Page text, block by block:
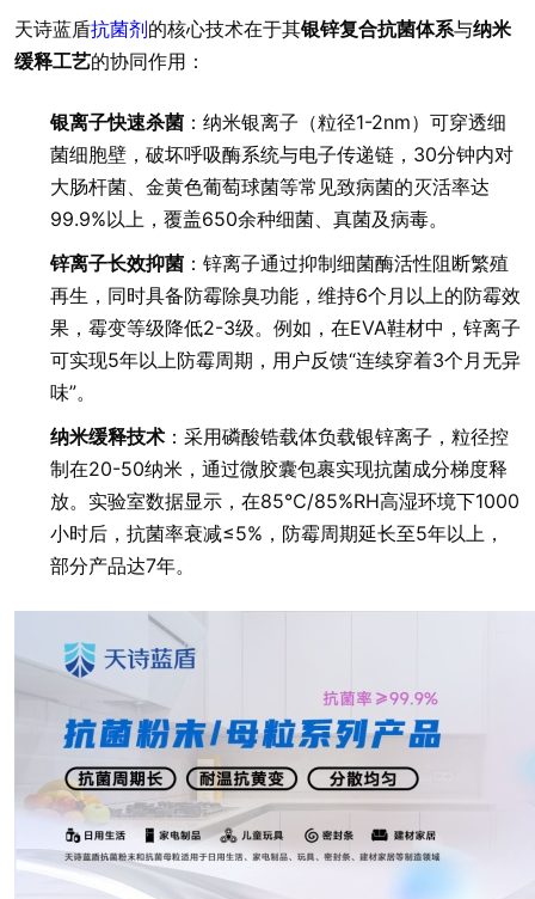
天诗蓝盾抗菌剂的核心技术在于其银锌复合抗菌体系与纳米
缓释工艺的协同作用：
银离子快速杀菌 ：纳米银离子（粒径1-2nm）可穿透细
菌细胞壁，破坏呼吸酶系统与电子传递链，30分钟内对
大肠杆菌、金黄色葡萄球菌等常见致病菌的灭活率达
99.9%以上，覆盖650余种细菌、真菌及病毒。
锌离子长效抑菌 ：锌离子通过抑制细菌酶活性阻断繁殖
再生，同时具备防霉除臭功能，维持6个月以上的防霉效
果，霉变等级降低2-3级。例如，在EVA鞋材中，锌离子
可实现5年以上防霉周期，用户反馈“连续穿着3个月无异
味”。
纳米缓释技术 ：采用磷酸锆载体负载银锌离子，粒径控
制在20-50纳米，通过微胶囊包裹实现抗菌成分梯度释
放。实验室数据显示，在85℃/85%RH高湿环境下1000
小时后，抗菌率衰减≤5%，防霉周期延长至5年以上，
部分产品达7年。